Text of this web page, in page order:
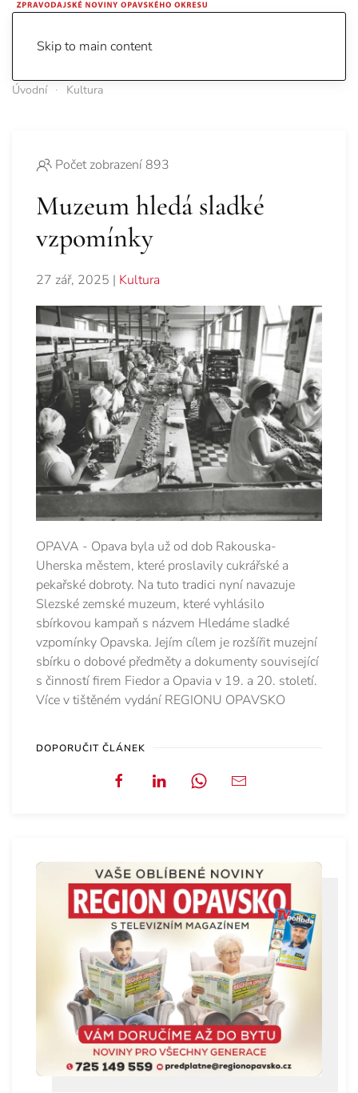
Skip to main content
Úvodní Kultura
Počet zobrazení 893
Muzeum hledá sladké
vzpomínky
27 zář, 2025 | Kultura
OPAVA - Opava byla už od dob Rakouska-
Uherska městem, které proslavily cukrářské a
pekařské dobroty. Na tuto tradici nyní navazuje
Slezské zemské muzeum, které vyhlásilo
sbírkovou kampaň s názvem Hledáme sladké
vzpomínky Opavska. Jejím cílem je rozšířit muzejní
sbírku o dobové předměty a dokumenty související
s činností firem Fiedor a Opavia v 19. a 20. století.
Více v tištěném vydání REGIONU OPAVSKO
DOPORUČIT ČLÁNEK